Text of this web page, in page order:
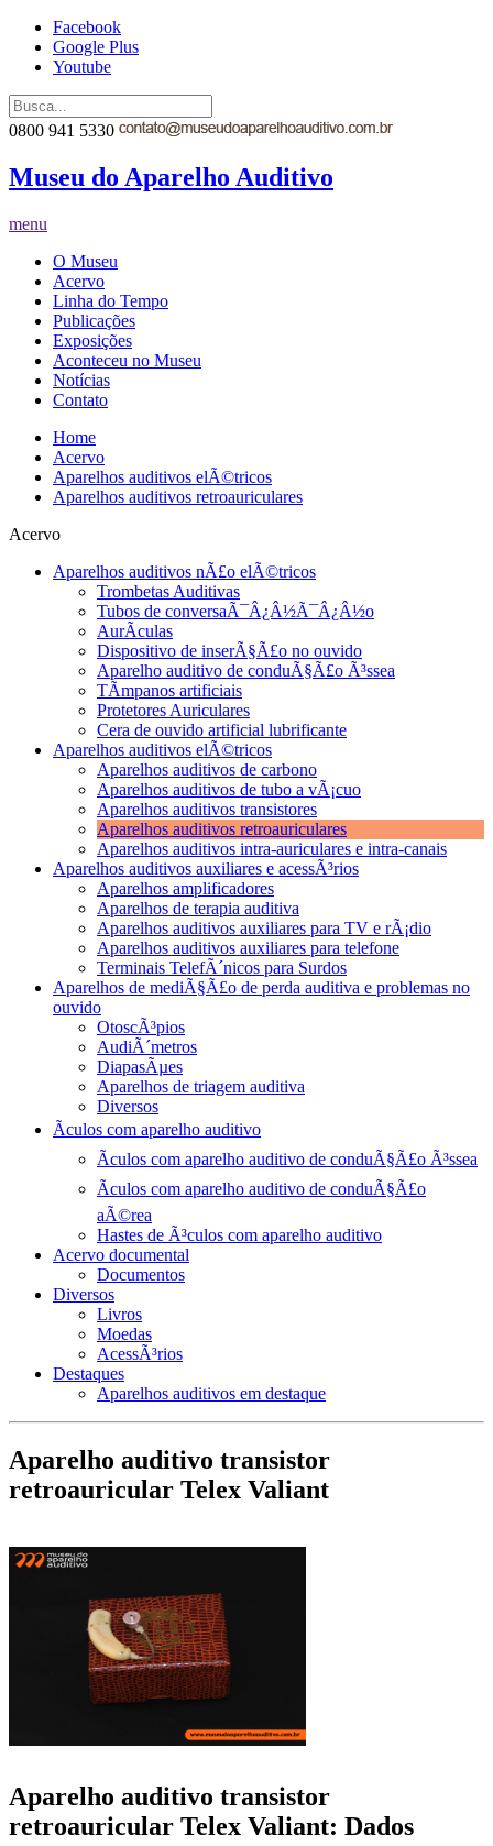
Facebook
Google Plus
Youtube
0800 941 5330
Museu do Aparelho Auditivo
menu
O Museu
Acervo
Linha do Tempo
Publicações
Exposições
Aconteceu no Museu
Notícias
Contato
Home
Acervo
Aparelhos auditivos elÃ©tricos
Aparelhos auditivos retroauriculares
Acervo
Aparelhos auditivos nÃ£o elÃ©tricos
Trombetas Auditivas
Tubos de conversaÃ¯Â¿Â½Ã¯Â¿Â½o
AurÃ­culas
Dispositivo de inserÃ§Ã£o no ouvido
Aparelho auditivo de conduÃ§Ã£o Ã³ssea
TÃ­mpanos artificiais
Protetores Auriculares
Cera de ouvido artificial lubrificante
Aparelhos auditivos elÃ©tricos
Aparelhos auditivos de carbono
Aparelhos auditivos de tubo a vÃ¡cuo
Aparelhos auditivos transistores
Aparelhos auditivos retroauriculares
Aparelhos auditivos intra-auriculares e intra-canais
Aparelhos auditivos auxiliares e acessÃ³rios
Aparelhos amplificadores
Aparelhos de terapia auditiva
Aparelhos auditivos auxiliares para TV e rÃ¡dio
Aparelhos auditivos auxiliares para telefone
Terminais TelefÃ´nicos para Surdos
Aparelhos de mediÃ§Ã£o de perda auditiva e problemas no
ouvido
OtoscÃ³pios
AudiÃ´metros
DiapasÃµes
Aparelhos de triagem auditiva
Diversos
Ãculos com aparelho auditivo
Ãculos com aparelho auditivo de conduÃ§Ã£o Ã³ssea
Ãculos com aparelho auditivo de conduÃ§Ã£o
aÃ©rea
Hastes de Ã³culos com aparelho auditivo
Acervo documental
Documentos
Diversos
Livros
Moedas
AcessÃ³rios
Destaques
Aparelhos auditivos em destaque
Aparelho auditivo transistor
retroauricular Telex Valiant
Aparelho auditivo transistor
retroauricular Telex Valiant: Dados